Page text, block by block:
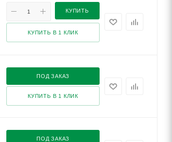
КУПИТЬ
КУПИТЬ В 1 КЛИК
ПОД ЗАКАЗ
КУПИТЬ В 1 КЛИК
ПОД ЗАКАЗ